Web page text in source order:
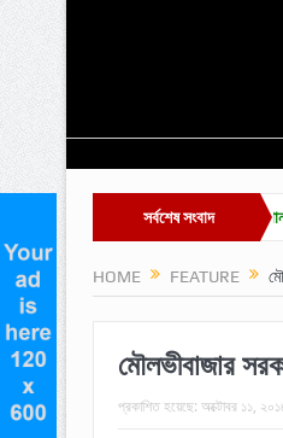
সর্বশেষ সংবাদ
কুলাউড়ায় জুলাই গনঅভূথান দিবস উপলক্ষে
HOME FEATURE
মৌলভীবাজার
প্রকাশিত হয়েছে: অক্টোবর ১১,